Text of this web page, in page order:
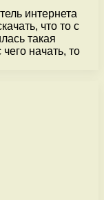
интернета
что то с
такая
начать, то